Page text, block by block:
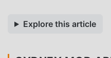
Explore this article